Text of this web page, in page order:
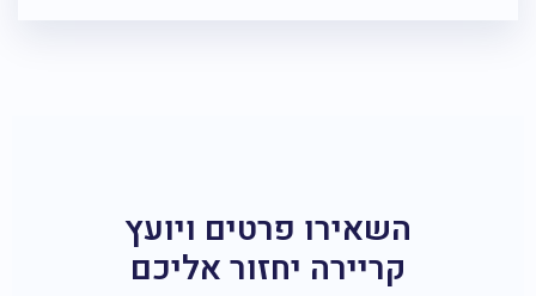
השאירו פרטים ויועץ
קריירה יחזור אליכם